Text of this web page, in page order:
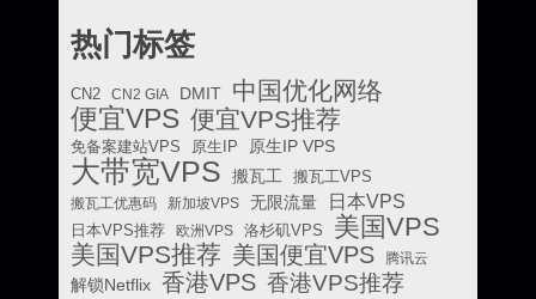
热门标签
CN2 CN2 GIA DMIT 中国优化网络
便宜VPS 便宜VPS推荐
免备案建站VPS 原生IP 原生IP VPS
大带宽VPS 搬瓦工
搬瓦工VPS
搬瓦工优惠码
新加坡VPS 无限流量 日本VPS
日本VPS推荐 欧洲VPS 洛杉矶VPS 美国VPS
美国VPS推荐 美国便宜VPS 腾讯云
解锁Netflix 香港VPS 香港VPS推荐